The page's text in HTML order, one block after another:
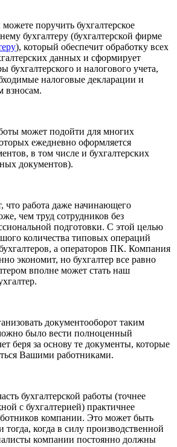
поручить бухгалтерское
бухгалтеру (бухгалтерской фирме
), который обеспечит обработку всех
данных и сформирует
бухгалтерского и налогового учета,
налоговые декларации и
взносам.
может подойти для многих
ежедневно оформляется
в том числе и бухгалтерских
документов).
что работа даже начинающего
чем труд сотрудников без
подготовки. С этой целью
количества типовых операций
а операторов ПК. Компания
экономит, но бухгалтер все равно
вполне может стать наш
документооборот таким
было вести полноценный
беря за основу те документы, которые
Вашими работниками.
бухгалтерской работы (точнее
с бухгалтерией) практичнее
компании. Это может быть
тогда, когда в силу производственной
компании постоянно должны